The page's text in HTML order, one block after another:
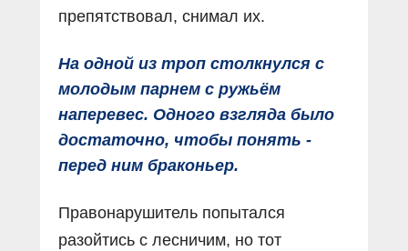
препятствовал, снимал их.
На одной из троп столкнулся с
молодым парнем с ружьём
наперевес. Одного взгляда было
достаточно, чтобы понять -
перед ним браконьер.
Правонарушитель попытался
разойтись с лесничим, но тот